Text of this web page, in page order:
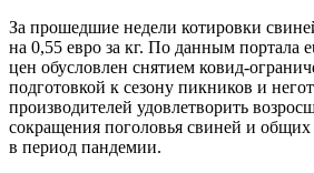
За прошедшие недели котировки
на 0,55 евро за кг. По данным портала
цен обусловлен снятием ковид-
подготовкой к сезону пикников и
производителей удовлетворить
сокращения поголовья свиней и общих
в период пандемии.